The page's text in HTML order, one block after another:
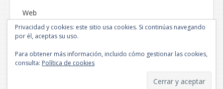
Web
Tema: Neblue por
Privacidad y cookies: este sitio usa cookies. Si continúas navegando
por él, aceptas su uso.
Para obtener más información, incluido cómo gestionar las cookies,
consulta: Política de cookies